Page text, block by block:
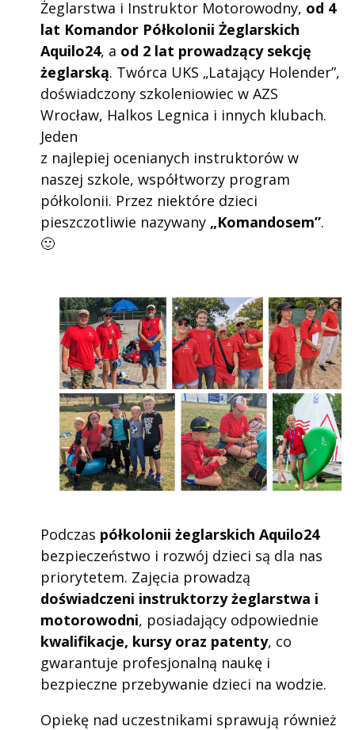
Żeglarstwa i Instruktor Motorowodny, od 4
lat Komandor Półkolonii Żeglarskich
Aquilo24, a od 2 lat prowadzący sekcję
żeglarską. Twórca UKS „Latający Holender”,
doświadczony szkoleniowiec w AZS
Wrocław, Halkos Legnica i innych klubach.
Jeden
z najlepiej ocenianych instruktorów w
naszej szkole, współtworzy program
półkolonii. Przez niektóre dzieci
pieszczotliwie nazywany „Komandosem”.
🙂
Podczas półkolonii żeglarskich Aquilo24
bezpieczeństwo i rozwój dzieci są dla nas
priorytetem. Zajęcia prowadzą
doświadczeni instruktorzy żeglarstwa i
motorowodni, posiadający odpowiednie
kwalifikacje, kursy oraz patenty, co
gwarantuje profesjonalną naukę i
bezpieczne przebywanie dzieci na wodzie.
Opiekę nad uczestnikami sprawują również